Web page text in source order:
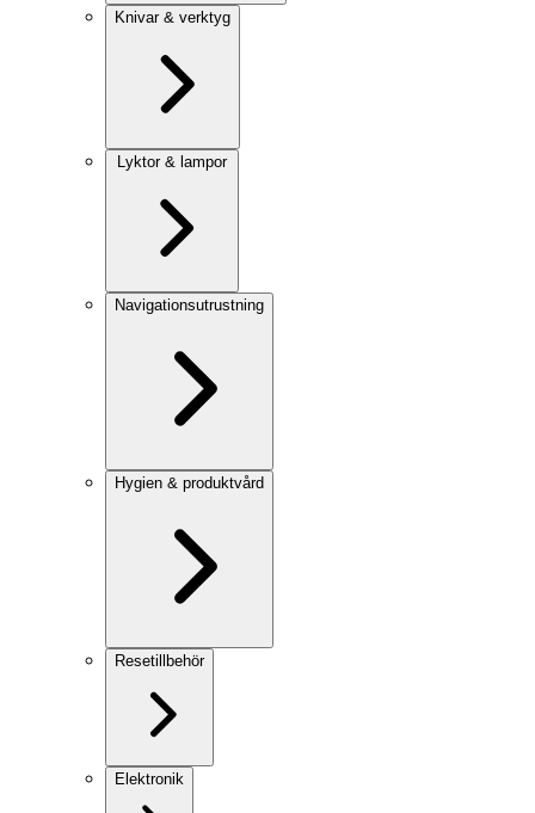
Knivar & verktyg
Lyktor & lampor
Navigationsutrustning
Hygien & produktvård
Resetillbehör
Elektronik